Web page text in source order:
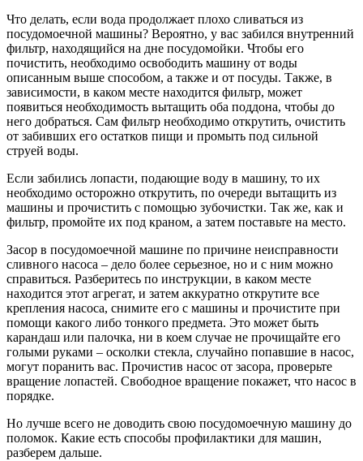
Что делать, если вода продолжает плохо сливаться из
посудомоечной машины? Вероятно, у вас забился внутренний
фильтр, находящийся на дне посудомойки. Чтобы его
почистить, необходимо освободить машину от воды
описанным выше способом, а также и от посуды. Также, в
зависимости, в каком месте находится фильтр, может
появиться необходимость вытащить оба поддона, чтобы до
него добраться. Сам фильтр необходимо открутить, очистить
от забивших его остатков пищи и промыть под сильной
струей воды.
Если забились лопасти, подающие воду в машину, то их
необходимо осторожно открутить, по очереди вытащить из
машины и прочистить с помощью зубочистки. Так же, как и
фильтр, промойте их под краном, а затем поставьте на место.
Засор в посудомоечной машине по причине неисправности
сливного насоса – дело более серьезное, но и с ним можно
справиться. Разберитесь по инструкции, в каком месте
находится этот агрегат, и затем аккуратно открутите все
крепления насоса, снимите его с машины и прочистите при
помощи какого либо тонкого предмета. Это может быть
карандаш или палочка, ни в коем случае не прочищайте его
голыми руками – осколки стекла, случайно попавшие в насос,
могут поранить вас. Прочистив насос от засора, проверьте
вращение лопастей. Свободное вращение покажет, что насос в
порядке.
Но лучше всего не доводить свою посудомоечную машину до
поломок. Какие есть способы профилактики для машин,
разберем дальше.